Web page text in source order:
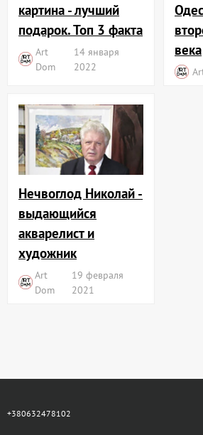
картина - лучший
подарок. Топ 3 факта
Art
Dom
14 января
2022
века
Нечвоглод Николай -
выдающийся
акварелист и
художник
Art
Dom
19 февраля
2021
+380632478102